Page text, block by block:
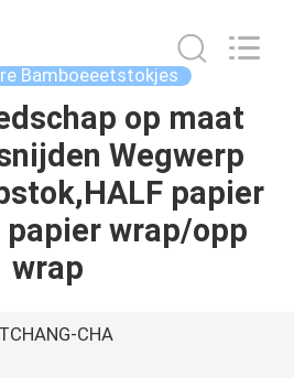
Bamboeeetstokjes
op maat
Wegwerp
papier
wrap/opp
wrap
TCHANG-CHA